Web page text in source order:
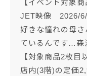
【イベント対象商
JET映像 2026/
好きな憧れの母
ているんです…森
【対象商品2枚目
店内(3階)の定価